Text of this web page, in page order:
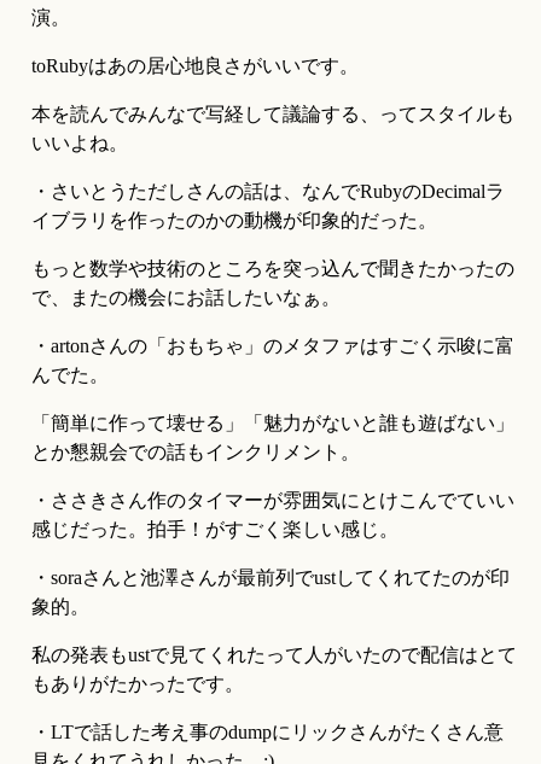
演。
toRubyはあの居心地良さがいいです。
本を読んでみんなで写経して議論する、ってスタイルも
いいよね。
・さいとうただしさんの話は、なんでRubyのDecimalラ
イブラリを作ったのかの動機が印象的だった。
もっと数学や技術のところを突っ込んで聞きたかったの
で、またの機会にお話したいなぁ。
・artonさんの「おもちゃ」のメタファはすごく示唆に富
んでた。
「簡単に作って壊せる」「魅力がないと誰も遊ばない」
とか懇親会での話もインクリメント。
・ささきさん作のタイマーが雰囲気にとけこんでていい
感じだった。拍手！がすごく楽しい感じ。
・soraさんと池澤さんが最前列でustしてくれてたのが印
象的。
私の発表もustで見てくれたって人がいたので配信はとて
もありがたかったです。
・LTで話した考え事のdumpにリックさんがたくさん意